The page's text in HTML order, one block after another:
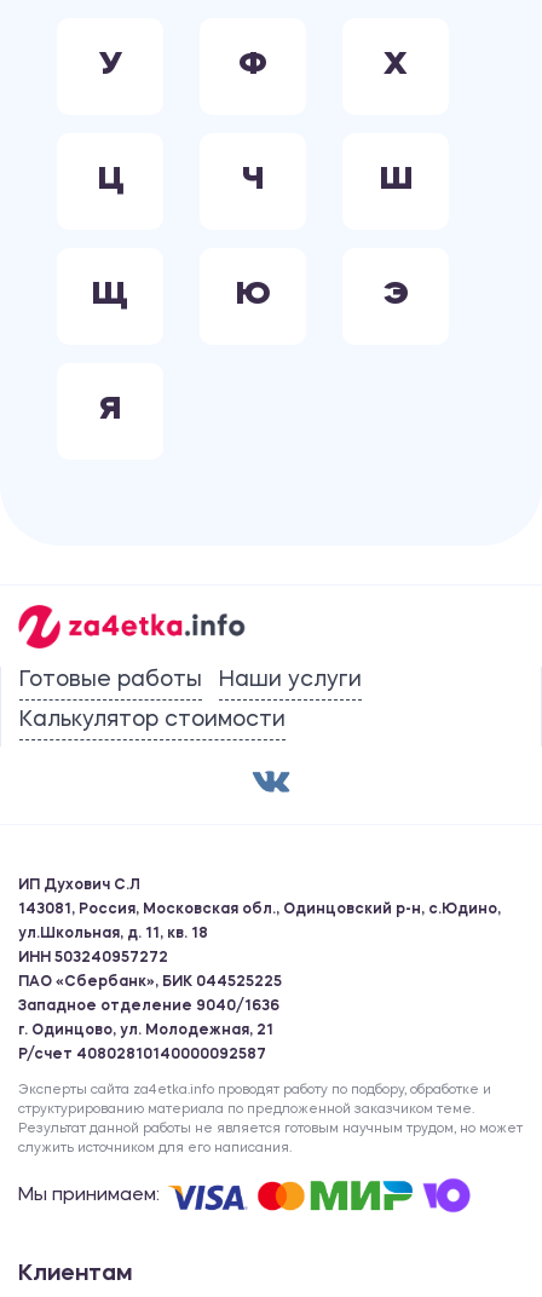
У Ф Х
Ц Ч Ш
Щ Ю Э
Я
Готовые работы
Наши услуги
Калькулятор стоимости
ИП Духович С.Л
143081, Россия, Московская обл., Одинцовский р-н, с.Юдино,
ул.Школьная, д. 11, кв. 18
ИНН 503240957272
ПАО «Сбербанк», БИК 044525225
Западное отделение 9040/1636
г. Одинцово, ул. Молодежная, 21
Р/счет 40802810140000092587
Эксперты сайта za4etka.info проводят работу по подбору, обработке и
структурированию материала по предложенной заказчиком теме.
Результат данной работы не является готовым научным трудом, но может
служить источником для его написания.
Мы принимаем:
Клиентам